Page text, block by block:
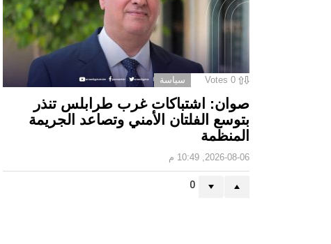
0
Votes سياسة
صوان: اشتباكات غرب طرابلس تنذر
بتوسع الفلتان الأمني وتصاعد الجريمة
المنظمة
2026-08-06, 10:49 م
0